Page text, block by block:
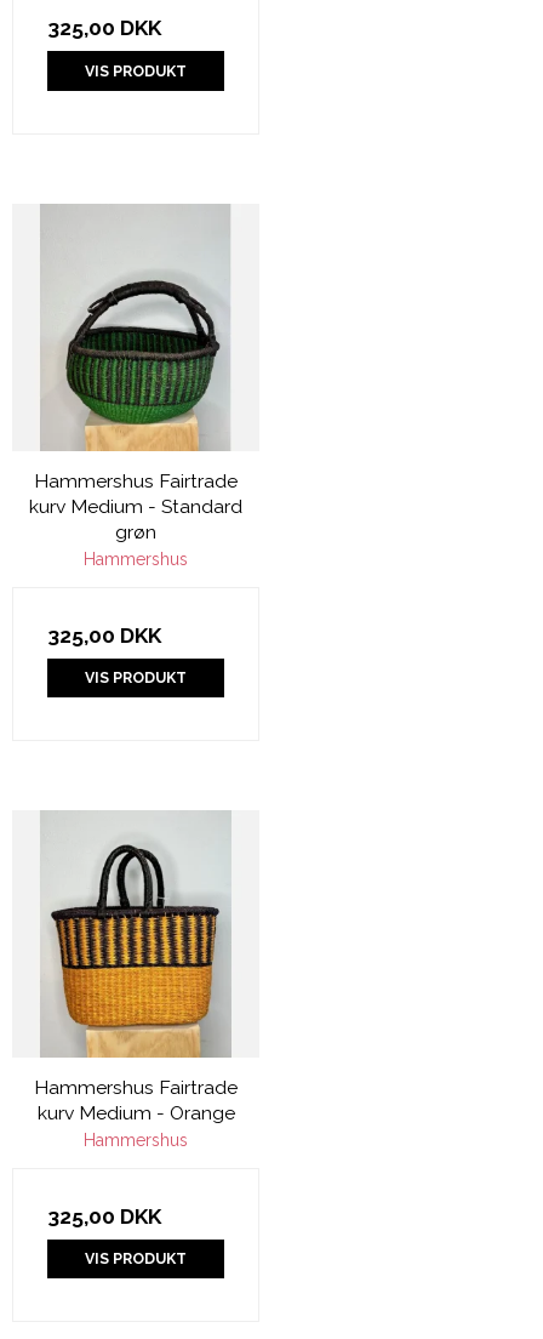
325,00 DKK
VIS PRODUKT
Hammershus Fairtrade
kurv Medium - Standard
grøn
Hammershus
325,00 DKK
VIS PRODUKT
Hammershus Fairtrade
kurv Medium - Orange
Hammershus
325,00 DKK
VIS PRODUKT